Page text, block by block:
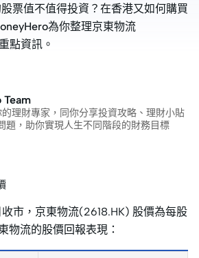
票值不值得投資？在香港又如何購買
為你整理京東物流
點資訊。
票值不值得投資？在香港又如何購買
為你整理京東物流
點資訊。
Team
理財專家，同你分享投資攻略、理財小貼
題，助你實現人生不同階段的財務目標
市，京東物流(2618.HK) 股價為每股
物流的股價回報表現：